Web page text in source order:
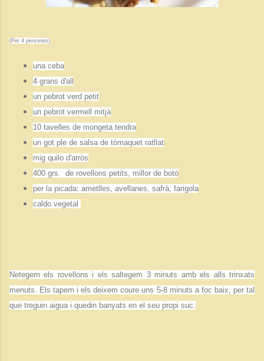
(Per 4 persones)
una ceba
4 grans d'all
un pebrot verd petit
un pebrot vermell mitjà
10 tavelles de mongeta tendra
un got ple de salsa de tòmaquet ratllat
mig quilo d'arròs
400 grs. de rovellons petits, millor de botó
per la picada: ametlles, avellanes, safrà, farigola
caldo vegetal
Netegem els rovellons i els saltegem 3 minuts amb els alls trinxats
menuts. Els tapem i els deixem coure uns 5-8 minuts a foc baix, per tal
que treguin aigua i quedin banyats en el seu propi suc.